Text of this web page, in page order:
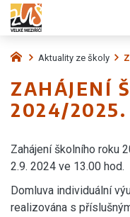
Aktuality ze školy
ZAHÁJENÍ
2024/2025.
Zahájení školního roku
2.9. 2024 ve 13.00 hod.
Domluva individuální
realizována s